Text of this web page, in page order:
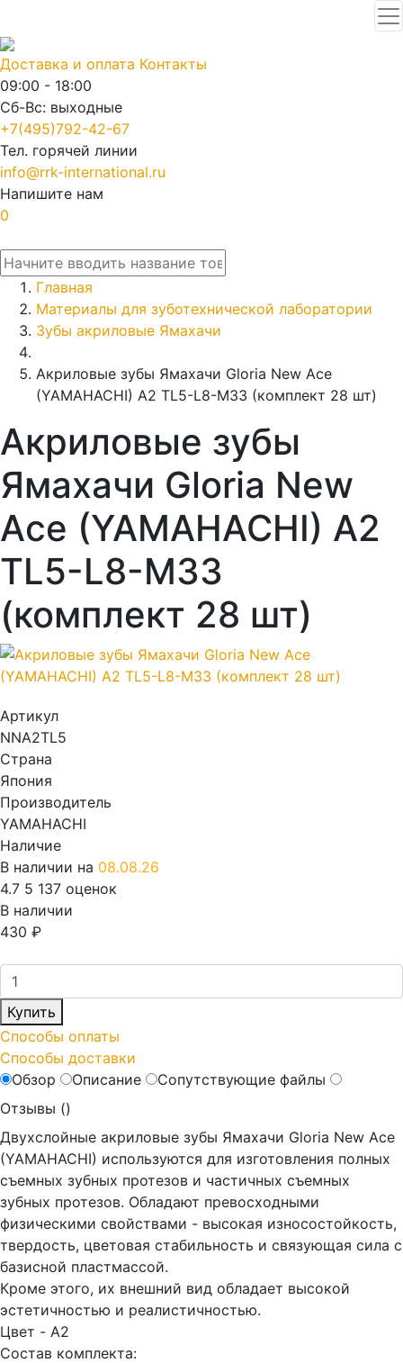
Доставка и оплата Контакты
09:00 - 18:00
Сб-Вс: выходные
+7(495)792-42-67
Тел. горячей линии
info@rrk-international.ru
Напишите нам
0
Главная
Материалы для зуботехнической лаборатории
Зубы акриловые Ямахачи
Акриловые зубы Ямахачи Gloria New Ace
(YAMAHACHI) A2 TL5-L8-M33 (комплект 28 шт)
Акриловые зубы
Ямахачи Gloria New
Ace (YAMAHACHI) A2
TL5-L8-M33
(комплект 28 шт)
Артикул
NNA2TL5
Страна
Япония
Производитель
YAMAHACHI
Наличие
В наличии на 08.08.26
4.7 5 137 оценок
В наличии
430 ₽
Купить
Способы оплаты
Способы доставки
Обзор
Описание
Сопутствующие файлы
Отзывы ()
Двухслойные акриловые зубы Ямахачи Gloria New Ace
(YAMAHACHI) используются для изготовления полных
съемных зубных протезов и частичных съемных
зубных протезов. Обладают превосходными
физическими свойствами - высокая износостойкость,
твердость, цветовая стабильность и связующая сила с
базисной пластмассой.
Кроме этого, их внешний вид обладает высокой
эстетичностью и реалистичностью.
Цвет - A2
Состав комплекта: